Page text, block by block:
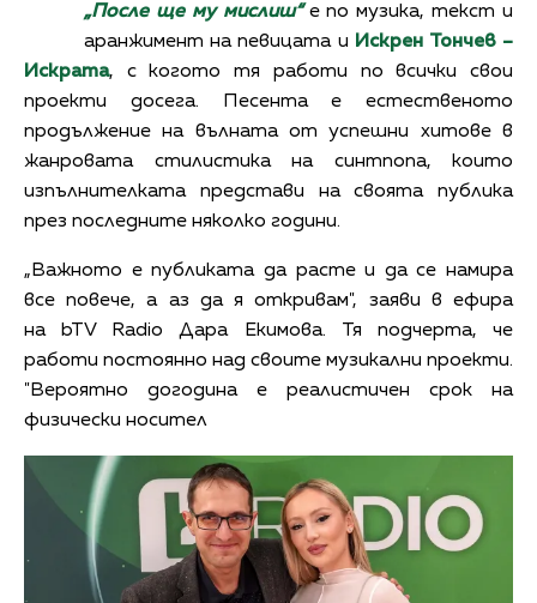
„После ще му мислиш“е по музика, текст и
аранжимент на певицата и Искрен Тончев –
Искрата, с когото тя работи по всички свои
проекти досега. Песента е естественото
продължение на вълната от успешни хитове в
жанровата стилистика на синтпопа, които
изпълнителката представи на своята публика
през последните няколко години.
„Важното е публиката да расте и да се намира
все повече, а аз да я откривам", заяви в ефира
на bTV Radiо Дара Екимова. Тя подчерта, че
работи постоянно над своите музикални проекти.
"Вероятно догодина е реалистичен срок на
физически носител